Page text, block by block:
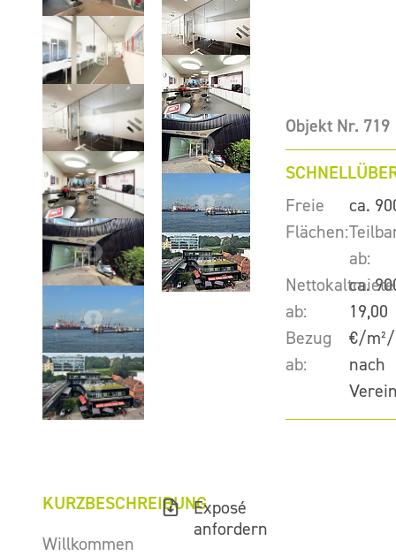
Objekt Nr. 719
Freie
Flächen:
ca.
ab:
ca.
Nettokaltmiete
ab:
19,00
€/
Bezug
ab:
nach
KURZBESCHREIBUNG
Willkommen
Exposé
anfordern